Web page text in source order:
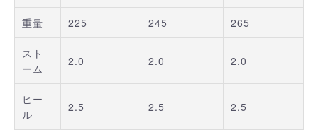
重量 225 245 265
スト
ーム
2.0 2.0 2.0
ヒー
ル
2.5 2.5 2.5